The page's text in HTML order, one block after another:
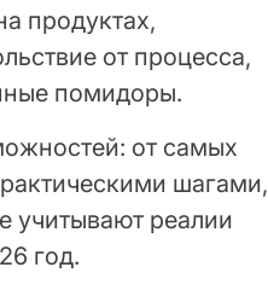
продуктах,
от процесса,
помидоры.
от самых
шагами,
учитывают реалии
год.